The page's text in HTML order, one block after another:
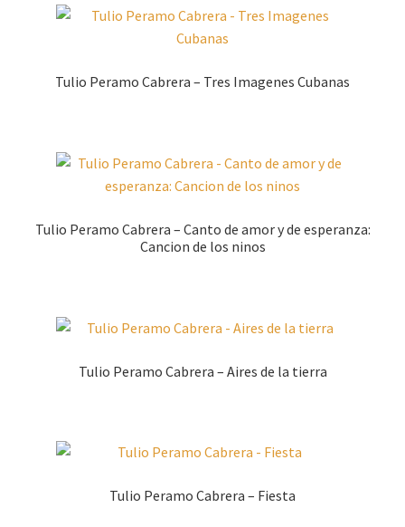
Tulio Peramo Cabrera – Tres Imagenes Cubanas
Tulio Peramo Cabrera – Canto de amor y de esperanza:
Cancion de los ninos
Tulio Peramo Cabrera – Aires de la tierra
Tulio Peramo Cabrera – Fiesta